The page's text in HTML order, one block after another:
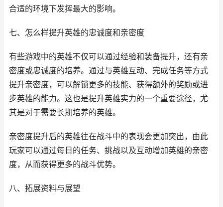
合适的环境下发挥最大的影响。
七、怎么样提升英雄的忠诚度和亲密度
有些游戏中的英雄不仅可以通过经验和装备提升，还有亲
密度或忠诚度的培养。通过与英雄互动、完成任务等方式
提升亲密度，可以解锁更多的技能、获得额外的奖励或进
步英雄的能力。这也是提升英雄实力的一个重要途径，尤
其是对于需要长期培养的英雄。
亲密度提升后的英雄往在战斗中的表现会更加突出，由此
玩家可以通过每日的任务、挑战以及互动增加英雄的亲密
度，从而获得更多的战斗优势。
八、拓展资料与展望